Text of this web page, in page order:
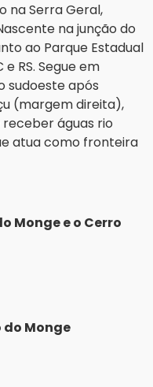
na Serra Geral,
na junção do
ao Parque Estadual
RS. Segue em
sudoeste após
(margem direita),
águas rio
atua como fronteira
Monge e o Cerro
do Monge